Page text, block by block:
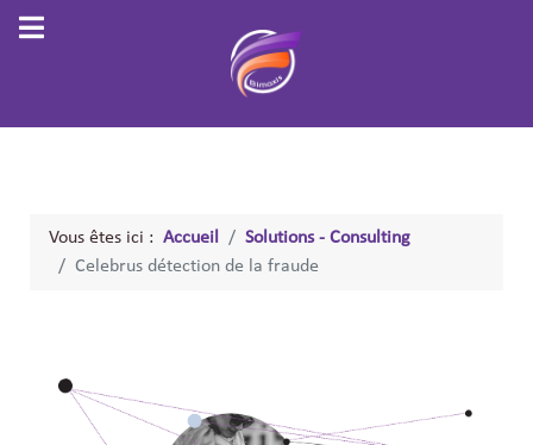
Vous êtes ici : Accueil
Solutions - Consulting
Celebrus détection de la fraude